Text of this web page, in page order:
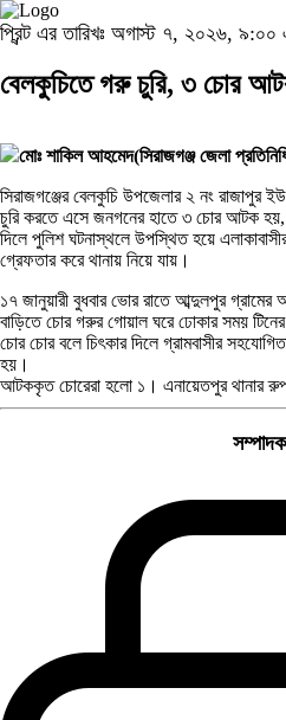
প্রিন্ট এর তারিখঃ অগাস্ট ৭, ২০২৬,
বেলকুচিতে গরু চুরি, ৩ চোর
মোঃ শাকিল আহমেদ(সিরাজগঞ্জ জেলা
সিরাজগঞ্জের বেলকুচি উপজেলার ২ নং রাজাপুর
চুরি করতে এসে জনগনের হাতে ৩ চোর আটক হয়,
দিলে পুলিশ ঘটনাস্থলে উপস্থিত হয়ে
গ্রেফতার করে থানায় নিয়ে যায়।
১৭ জানুয়ারী বুধবার ভোর রাতে আব্দুলপুর গ্রামের
বাড়িতে চোর গরুর গোয়াল ঘরে ঢোকার সময়
চোর চোর বলে চিৎকার দিলে গ্রামবাসীর
হয়।
আটককৃত চোরেরা হলো ১। এনায়েতপুর থানার